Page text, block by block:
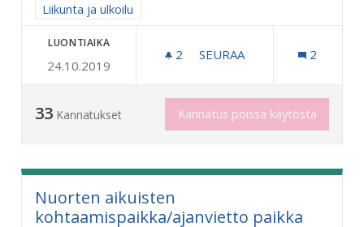
Rajaa tulokset aihepiirin mukaan: Liikunta ja ulkoilu
Liikunta ja ulkoilu
LUONTIAIKA
24.10.2019
2 2 SEURAAJAA
SEURAA 2
33 Kannatukset Kannatus poissa käytöstä
Nuorten aikuisten
kohtaamispaikka/ajanvietto paikka